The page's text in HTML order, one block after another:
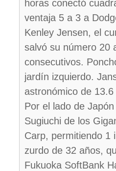
horas conectó
ventaja 5 a 3 a
Kenley Jensen, el
salvó su número 20
consecutivos.
jardín izquierdo.
astronómico de
Por el lado de
Sugiuchi de los
Carp, permitiendo 1
zurdo de 32 años,
Fukuoka SoftBank